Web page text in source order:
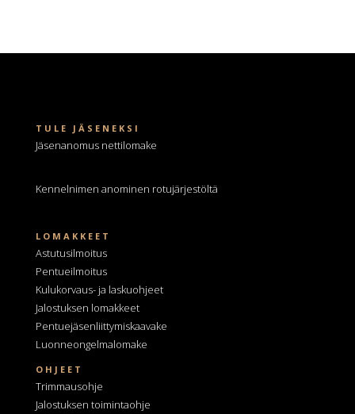
TULE JÄSENEKSI
Jäsenanomus nettilomake
Kennelnimen anominen rotujärjestöltä
LOMAKKEET
Astutusilmoitus
Pentueilmoitus
Kulukorvaus- ja laskuohjeet
Jalostuksen lomakkeet
Pentuejäsenliittymiskaavake
Luonneongelmalomake
OHJEET
Trimmausohje
Jalostuksen toimintaohje